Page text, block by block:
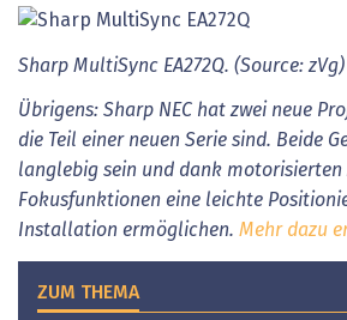
Sharp MultiSync EA272Q. (Source: zVg)
Übrigens: Sharp NEC hat zwei neue
die Teil einer neuen Serie sind. Beide
langlebig sein und dank motorisierten
Fokusfunktionen eine leichte
Installation ermöglichen. Mehr dazu
ZUM THEMA